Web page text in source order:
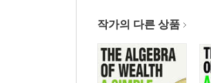
작가의 다른 상품